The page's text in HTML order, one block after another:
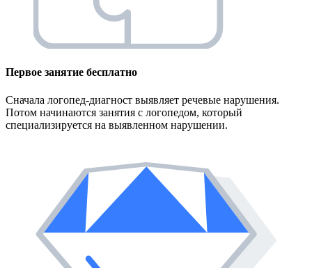
Первое занятие бесплатно
Сначала логопед-диагност выявляет речевые нарушения.
Потом начинаются занятия с логопедом, который
специализируется на выявленном нарушении.